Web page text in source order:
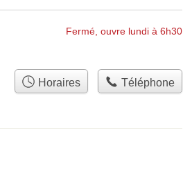
Fermé, ouvre lundi à 6h30
Horaires Téléphone